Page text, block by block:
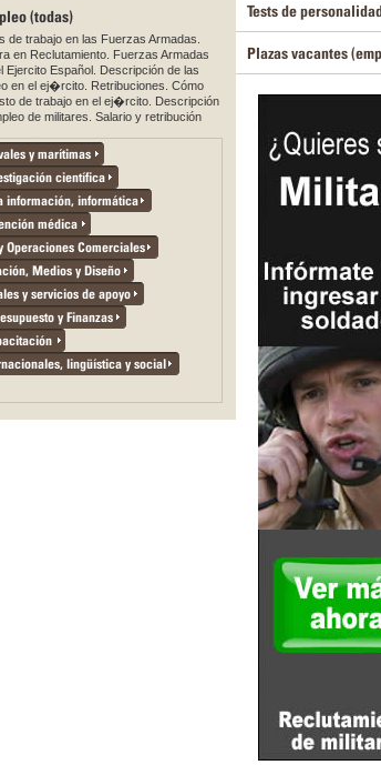
(todas)
de trabajo en las Fuerzas Armadas.
en Reclutamiento. Fuerzas Armadas
Ejercito Español. Descripción de las
en el ej�rcito. Retribuciones. Cómo
de trabajo en el ej�rcito. Descripción
de militares. Salario y retribución
y marítimas
científica
información, informática
médica
Operaciones Comerciales
Medios y Diseño
y servicios de apoyo
y Finanzas
lingüística y social
Tests de
Plazas vacantes